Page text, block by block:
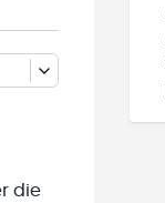
die